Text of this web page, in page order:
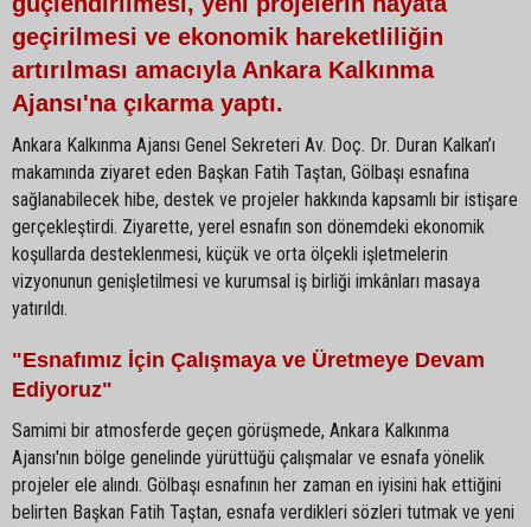
geçirilmesi ve ekonomik hareketliliğin
artırılması amacıyla Ankara Kalkınma
Ajansı'na çıkarma yaptı.
Ankara Kalkınma Ajansı Genel Sekreteri Av. Doç. Dr. Duran Kalkan’ı
makamında ziyaret eden Başkan Fatih Taştan, Gölbaşı esnafına
sağlanabilecek hibe, destek ve projeler hakkında kapsamlı bir istişare
gerçekleştirdi. Ziyarette, yerel esnafın son dönemdeki ekonomik
koşullarda desteklenmesi, küçük ve orta ölçekli işletmelerin
vizyonunun genişletilmesi ve kurumsal iş birliği imkânları masaya
yatırıldı.
"Esnafımız İçin Çalışmaya ve Üretmeye Devam
Ediyoruz"
Samimi bir atmosferde geçen görüşmede, Ankara Kalkınma
Ajansı'nın bölge genelinde yürüttüğü çalışmalar ve esnafa yönelik
projeler ele alındı. Gölbaşı esnafının her zaman en iyisini hak ettiğini
belirten Başkan Fatih Taştan, esnafa verdikleri sözleri tutmak ve yeni